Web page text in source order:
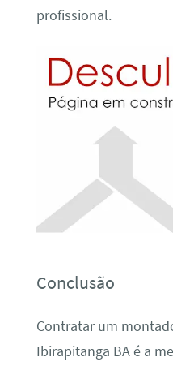
profissional.
Conclusão
Contratar um
Ibirapitanga BA é a